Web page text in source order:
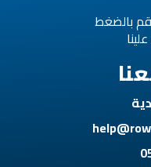
بالضغط